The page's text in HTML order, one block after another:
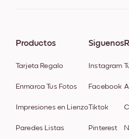
Productos
Tarjeta Regalo
Enmarca Tus Fotos
Impresiones en Lienzo
Paredes Listas
Síguenos
Instagram
Facebook
Tiktok
Pinterest